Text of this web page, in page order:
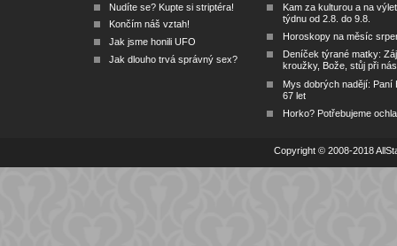
Nudíte se? Kupte si striptéra!
Končím náš vztah!
Jak jsme honili UFO
Jak dlouho trvá správný sex?
Kam za kulturou a na
týdnu od 2.8. do 9.8.
Horoskopy na měsíc
Deníček týrané matky:
kroužky, Bože, stůj při nás
Mys dobrých nadějí: Paní
67 let
Horko? Potřebujeme
Copyright © 2008-2018